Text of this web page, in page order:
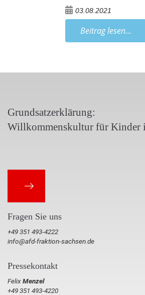
03.08.2021
Beitrag lesen...
Grundsatzerklärung:
Willkommenskultur für Kinder
Fragen Sie uns
+49 351 493-4222
info@afd-fraktion-sachsen.de
Pressekontakt
FelixMenzel
+49 351 493-4220